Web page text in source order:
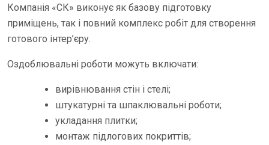
Компанія «СК» виконує як базову підготовку
приміщень, так і повний комплекс робіт для створення
готового інтер’єру.
Оздоблювальні роботи можуть включати:
вирівнювання стін і стелі;
штукатурні та шпаклювальні роботи;
укладання плитки;
монтаж підлогових покриттів;